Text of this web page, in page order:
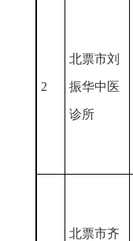
2
北票市刘
振华中医
诊所
北票市齐